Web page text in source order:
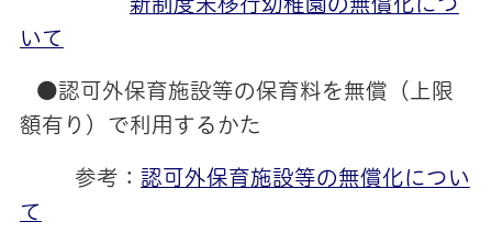
新制度未移行幼稚園の無償化につ
いて
●認可外保育施設等の保育料を無償（上限
額有り）で利用するかた
参考： 認可外保育施設等の無償化につい
て